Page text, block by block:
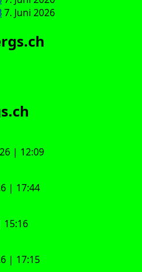
7. Juni 2026
| 12:09
| 17:44
| 17:15